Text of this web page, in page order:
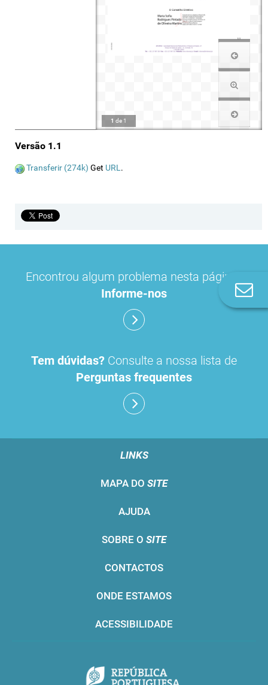
1 de 1
Versão 1.1
Transferir (274k) Get URL.
Encontrou algum problema nesta página?
Informe-nos
Tem dúvidas? Consulte a nossa lista de
Perguntas frequentes
LINKS
MAPA DO SITE
AJUDA
SOBRE O SITE
CONTACTOS
ONDE ESTAMOS
ACESSIBILIDADE